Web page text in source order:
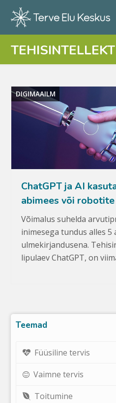
TEHISINTELLEKT
DIGIMAAILM
ChatGPT ja AI
abimees või
Võimalus suhelda
inimesega tundus alles 5
ulmekirjandusena.
lipulaev ChatGPT, on
Teemad
Füüsiline tervis
Vaimne tervis
Toitumine